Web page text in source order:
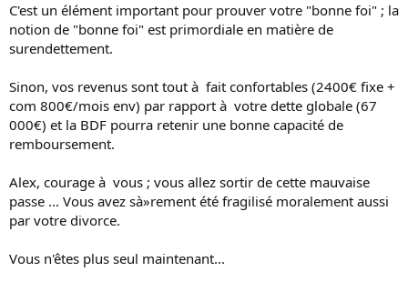
C'est un élément important pour prouver votre "bonne foi" ; la
notion de "bonne foi" est primordiale en matière de
surendettement.
Sinon, vos revenus sont tout à fait confortables (2400€ fixe +
com 800€/mois env) par rapport à votre dette globale (67
000€) et la BDF pourra retenir une bonne capacité de
remboursement.
Alex, courage à vous ; vous allez sortir de cette mauvaise
passe ... Vous avez sà»rement été fragilisé moralement aussi
par votre divorce.
Vous n'êtes plus seul maintenant...